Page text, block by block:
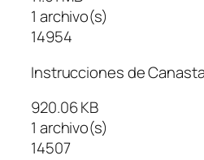
1 archivo(s)
14954
Instrucciones de
920.06 KB
1 archivo(s)
14507